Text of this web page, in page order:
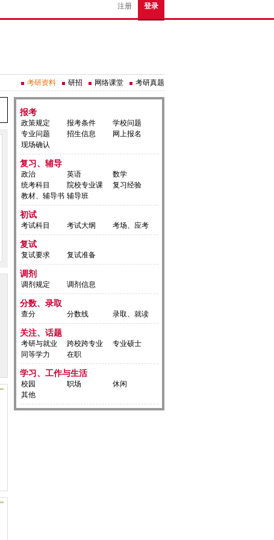
注册 登录
考研资料 研招 网络课堂 考研真题
报考
政策规定 报考条件
学校问题
专业问题
招生信息
网上报名
现场确认
复习、辅导
政治 英语
数学
统考科目
院校专业课
复习经验
教材、辅导书 辅导班
初试
考试科目 考试大纲 考场、应考
复试
复试要求 复试准备
调剂
调剂规定 调剂信息
分数、录取
查分 分数线 录取、就读
关注、话题
考研与就业 跨校跨专业
专业硕士
同等学力
在职
学习、工作与生活
校园 职场
休闲
其他